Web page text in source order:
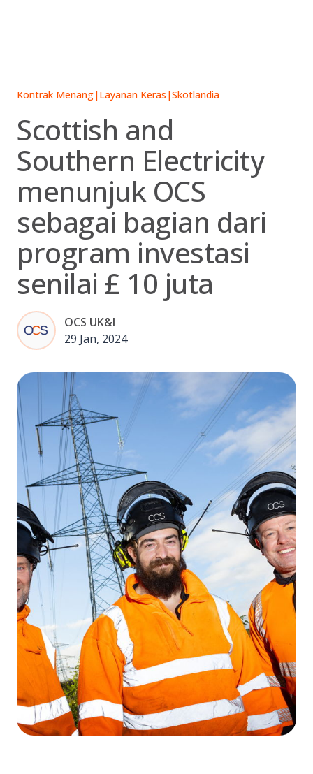
Kontrak Menang|Layanan Keras |Skotlandia
Scottish and
Southern Electricity
menunjuk OCS
sebagai bagian dari
program investasi
senilai £ 10 juta
OCS UK&I
29 Jan, 2024